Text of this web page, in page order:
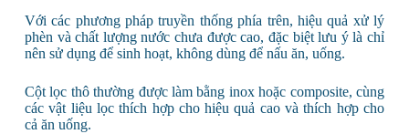
Với các phương pháp truyền thống phía trên, hiệu quả xử lý
phèn và chất lượng nước chưa được cao, đặc biệt lưu ý là chỉ
nên sử dụng để sinh hoạt, không dùng để nấu ăn, uống.
Cột lọc thô thường được làm bằng inox hoặc composite, cùng
các vật liệu lọc thích hợp cho hiệu quả cao và thích hợp cho
cả ăn uống.